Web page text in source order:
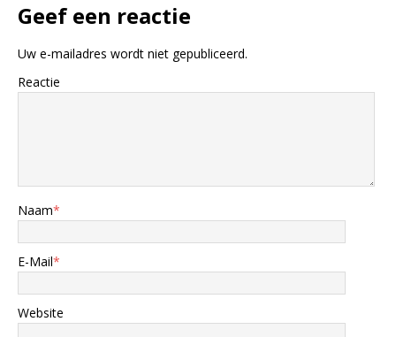
Geef een reactie
Uw e-mailadres wordt niet gepubliceerd.
Reactie
Naam*
E-Mail*
Website